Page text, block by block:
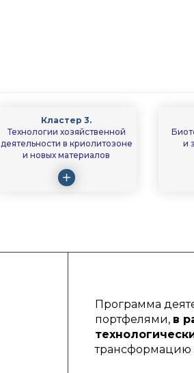
Кластер 3.
Технологии хозяйственной
деятельности в криолитозоне
и новых материалов
и
Программа
портфелями, в
трансформацию